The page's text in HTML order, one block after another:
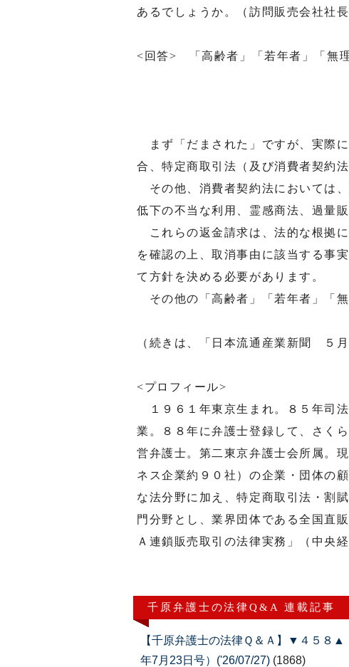
あるでしょうか。（訪問販売会社社長
<回答> 「高齢者」「若年者」「無
まず「だまされた」ですが、実際
合、特定商取引法（及び消費者契約
その他、消費者契約法においては
低下の不当な利用、霊感商法、過量
これらの返金請求は、法的な根拠
を確認の上、取消事由に該当する事
て方針を決める必要があります。
その他の「高齢者」「若年者」「無
（続きは、「日本流通産業新聞 ５月
<プロフィール>
１９６１年東京生まれ。８５年司
業。８８年に弁護士登録して、さく
営弁護士。第二東京弁護士会所属。
ネス企業約９０社）の企業・団体の
な法分野に加え、特定商取引法・割
門分野とし、業界団体である全国直
Ａ連鎖販売取引の法律実務」（中央
千原弁護士の法律Q&A 連載記事
【千原弁護士の法律Ｑ＆Ａ】▼４５８
年7月23日号）('26/07/27) (1868)